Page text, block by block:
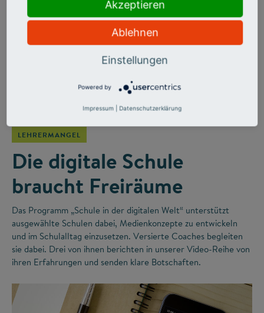
LEHRERMANGEL
Die digitale Schule
braucht Freiräume
Das Programm „Schule in der digitalen Welt“ unterstützt
ausgewählte Schulen dabei, Medienkonzepte zu entwickeln
und im Schulalltag einzusetzen. Versierte Coaches begleiten
sie dabei. Drei von ihnen berichten in unserer Video-Reihe von
ihren Erfahrungen und senden klare Botschaften.
Akzeptieren
Ablehnen
Einstellungen
Powered by
Impressum Datenschutzerklärung